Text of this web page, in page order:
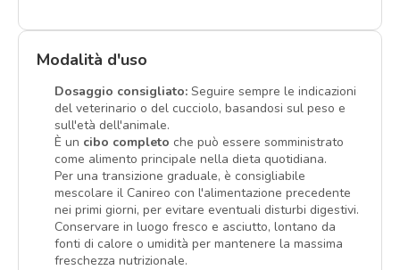
Modalità d'uso
Dosaggio consigliato: Seguire sempre le indicazioni
del veterinario o del cucciolo, basandosi sul peso e
sull'età dell'animale.
È un cibo completo che può essere somministrato
come alimento principale nella dieta quotidiana.
Per una transizione graduale, è consigliabile
mescolare il Canireo con l'alimentazione precedente
nei primi giorni, per evitare eventuali disturbi digestivi.
Conservare in luogo fresco e asciutto, lontano da
fonti di calore o umidità per mantenere la massima
freschezza nutrizionale.